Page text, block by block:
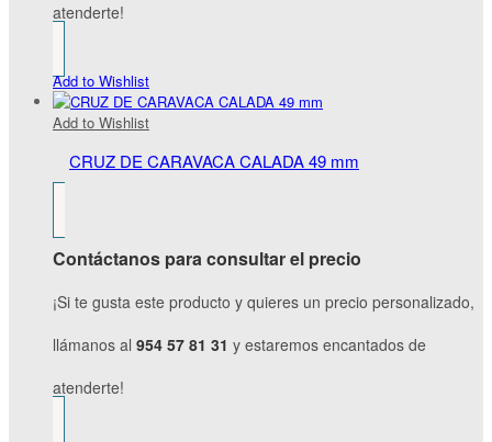
atenderte!
Add to Wishlist
Add to Wishlist
CRUZ DE CARAVACA CALADA 49 mm
Contáctanos para consultar el precio
¡Si te gusta este producto y quieres un precio personalizado,
llámanos al 954 57 81 31 y estaremos encantados de
atenderte!